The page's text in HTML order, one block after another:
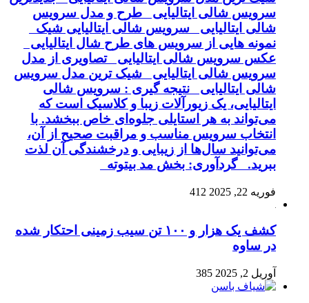
سرویس شالی ایتالیایی طرح و مدل سرویس
شالی ایتالیایی سرویس شالی ایتالیایی شیک
نمونه هایی از سرویس های طرح شال ایتالیایی
عکس سرویس شالی ایتالیایی تصاویری از مدل
سرویس شالی ایتالیایی شیک ترین مدل سرویس
شالی ایتالیایی نتیجه گیری : سرویس شالی
ایتالیایی، یک زیورآلات زیبا و کلاسیک است که
می‌تواند به هر استایلی جلوه‌ای خاص ببخشد. با
انتخاب سرویس مناسب و مراقبت صحیح از آن،
می‌توانید سال‌ها از زیبایی و درخشندگی آن لذت
ببرید. گردآوری: بخش مد بیتوته
فوریه 22, 2025 412
کشف یک هزار و ۱۰۰ تن سیب زمینی احتکار شده
در ساوه
آوریل 2, 2025 385